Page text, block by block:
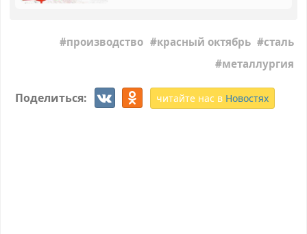
производство красный октябрь
сталь
металлургия
Поделиться: читайте нас в Новостях